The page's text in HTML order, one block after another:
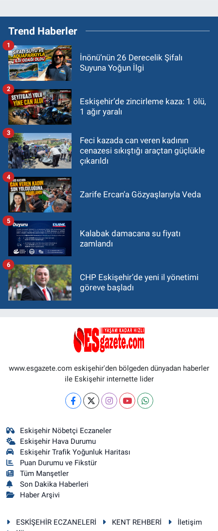
Trend Haberler
İnönü’nün 26 Derecelik Şifalı
Suyuna Yoğun İlgi
1
Eskişehir’de zincirleme kaza: 1 ölü,
1 ağır yaralı
2
Feci kazada can veren kadının
cenazesi sıkıştığı araçtan güçlükle
çıkarıldı
3
Zarife Ercan’a Gözyaşlarıyla Veda
4
Kalabak damacana su fiyatı
zamlandı
5
CHP Eskişehir’de yeni il yönetimi
göreve başladı
6
www.esgazete.com eskişehir'den bölgeden dünyadan haberler
ile Eskişehir internette lider
Eskişehir Nöbetçi Eczaneler
Eskişehir Hava Durumu
Eskişehir Trafik Yoğunluk Haritası
Puan Durumu ve Fikstür
Tüm Manşetler
Son Dakika Haberleri
Haber Arşivi
ESKİŞEHİR ECZANELERİ KENT REHBERİ
İletişim